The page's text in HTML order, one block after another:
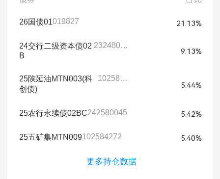
26国债01019827 21.13%
24交行二级资本债02
B
232480038
9.13%
25陕延油MTN003(科
创债)
102584398
5.44%
25农行永续债02BC242580045 5.42%
25五矿集MTN009102584272 5.40%
更多持仓数据